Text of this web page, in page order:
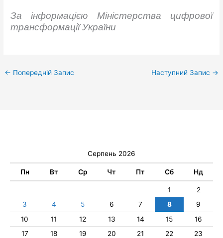
За інформацією Міністерства цифрової
трансформації України
← Попередній Запис Наступний Запис →
Серпень 2026
Пн Вт Ср Чт Пт Сб Нд
1
2
3
4 5 6 7 8
9
10
11 12 13 14 15
16
17
18 19 20 21 22
23